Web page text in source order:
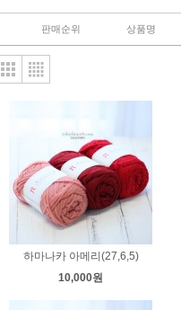
판매순위 상품명
하마나카 아메리(27,6,5)
10,000원